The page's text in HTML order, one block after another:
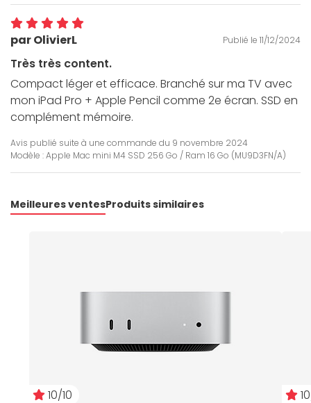
par OlivierL Publié le 11/12/2024
Très très content.
Compact léger et efficace. Branché sur ma TV avec
mon iPad Pro + Apple Pencil comme 2e écran. SSD en
complément mémoire.
Avis publié suite à une commande du 9 novembre 2024
Modèle : Apple Mac mini M4 SSD 256 Go / Ram 16 Go (MU9D3FN/A)
Meilleures ventesProduits similaires
10/10